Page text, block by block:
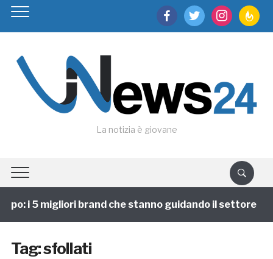
facebooktwitter instagram
La notizia è giovane
i 5 migliori brand che stanno guidando il settore
Tag:sfollati